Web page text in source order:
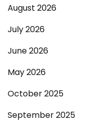
August 2026
July 2026
June 2026
May 2026
October 2025
September 2025